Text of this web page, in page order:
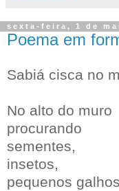
sexta-feira, 1 de
Poema em
Sabiá cisca no
No alto do muro
procurando
sementes,
insetos,
pequenos